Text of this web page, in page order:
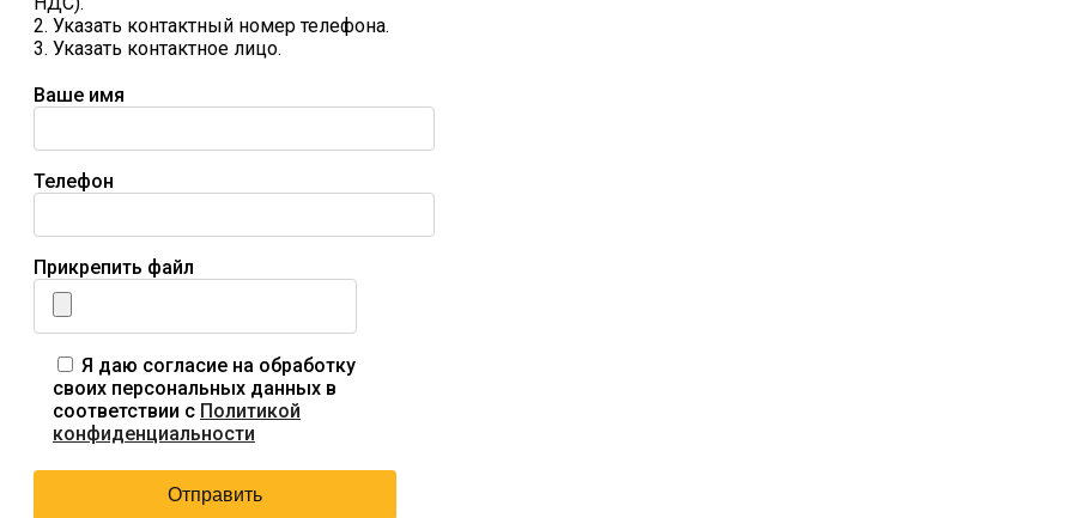
2. Указать контактный номер телефона.
3. Указать контактное лицо.
Ваше имя
Телефон
Прикрепить файл
Я даю согласие на обработку
своих персональных данных в
соответствии с Политикой
конфиденциальности